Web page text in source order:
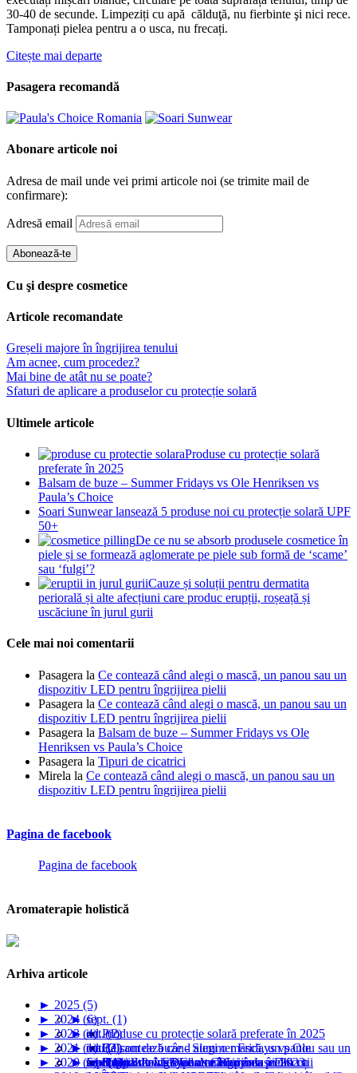
30-40 de secunde. Limpeziți cu apă călduţă, nu fierbinte şi nici rece.
Tamponați pielea pentru a o usca, nu frecați.
Citește mai departe
Pasagera recomandă
Abonare articole noi
Adresa de mail unde vei primi articole noi (se trimite mail de
confirmare):
Adresă email
Abonează-te
Cu şi despre cosmetice
Articole recomandate
Greșeli majore în îngrijirea tenului
Am acnee, cum procedez?
Mai bine de atât nu se poate?
Sfaturi de aplicare a produselor cu protecție solară
Ultimele articole
Produse cu protecție solară
preferate în 2025
Balsam de buze – Summer Fridays vs Ole Henriksen vs
Paula’s Choice
Soari Sunwear lansează 5 produse noi cu protecție solară UPF
50+
De ce nu se absorb produsele cosmetice în
piele și se formează aglomerate pe piele sub formă de ‘scame’
sau ‘fulgi’?
Cauze și soluții pentru dermatita
periorală și alte afecțiuni care produc erupții, roșeață și
uscăciune în jurul gurii
Cele mai noi comentarii
Pasagera la Ce contează când alegi o mască, un panou sau un
dispozitiv LED pentru îngrijirea pielii
Pasagera la Ce contează când alegi o mască, un panou sau un
dispozitiv LED pentru îngrijirea pielii
Pasagera la Balsam de buze – Summer Fridays vs Ole
Henriksen vs Paula’s Choice
Pasagera la Tipuri de cicatrici
Mirela la Ce contează când alegi o mască, un panou sau un
dispozitiv LED pentru îngrijirea pielii
Pagina de facebook
Pagina de facebook
Aromaterapie holistică
Arhiva articole
► 2025 (5)
► sept. (1)
Produse cu protecție solară preferate în 2025
► iul. (1)
Balsam de buze - Summer Fridays vs Ole
Henriksen vs Paula’s Choice
► mai (1)
Soari Sunwear lansează 5 produse noi cu
► feb. (1)
► 2024 (6)
► oct. (2)
Ce contează când alegi o mască, un panou sau un
dispozitiv LED pentru îngrijirea pielii
► iul. (2)
Grupul Paula's Choice România - Discuții
► mart. (1)
► 2023 (4)
► oct. (1)
Rutina de îngrijire a tenului meu în 2023
► sept. (2)
► 2021 (1)
► ian. (1)
► 2020 (6)